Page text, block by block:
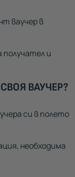
ваучер в
получател и
ВАУЧЕР?
си в полето
необходима